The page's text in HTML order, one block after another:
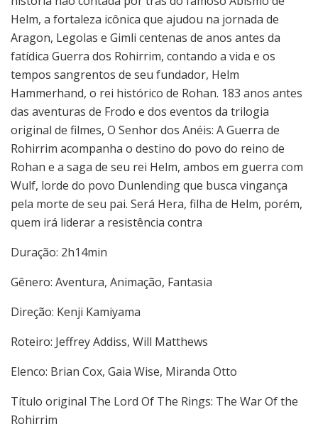
Helm, a fortaleza icônica que ajudou na jornada de
Aragon, Legolas e Gimli centenas de anos antes da
fatídica Guerra dos Rohirrim, contando a vida e os
tempos sangrentos de seu fundador, Helm
Hammerhand, o rei histórico de Rohan. 183 anos antes
das aventuras de Frodo e dos eventos da trilogia
original de filmes, O Senhor dos Anéis: A Guerra de
Rohirrim acompanha o destino do povo do reino de
Rohan e a saga de seu rei Helm, ambos em guerra com
Wulf, lorde do povo Dunlending que busca vingança
pela morte de seu pai. Será Hera, filha de Helm, porém,
quem irá liderar a resistência contra
Duração: 2h14min
Gênero: Aventura, Animação, Fantasia
Direção: Kenji Kamiyama
Roteiro: Jeffrey Addiss, Will Matthews
Elenco: Brian Cox, Gaia Wise, Miranda Otto
Título original The Lord Of The Rings: The War Of the
Rohirrim